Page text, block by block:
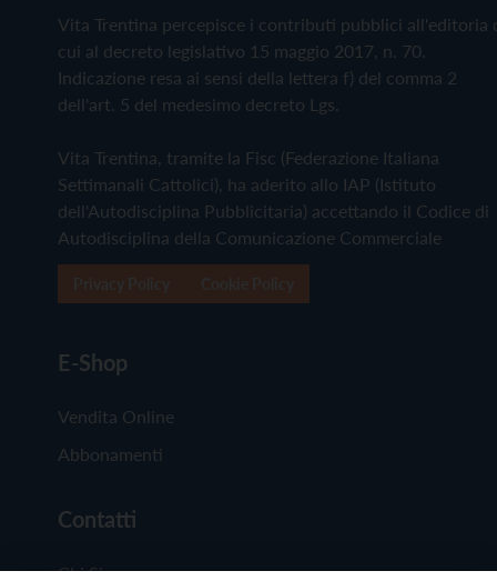
Vita Trentina percepisce i contributi pubblici all'editoria
cui al decreto legislativo 15 maggio 2017, n. 70.
Indicazione resa ai sensi della lettera f) del comma 2
dell'art. 5 del medesimo decreto Lgs.
Vita Trentina, tramite la Fisc (Federazione Italiana
Settimanali Cattolici), ha aderito allo IAP (Istituto
dell'Autodisciplina Pubblicitaria) accettando il Codice di
Autodisciplina della Comunicazione Commerciale
E-Shop
Vendita Online
Abbonamenti
Contatti
Chi Siamo